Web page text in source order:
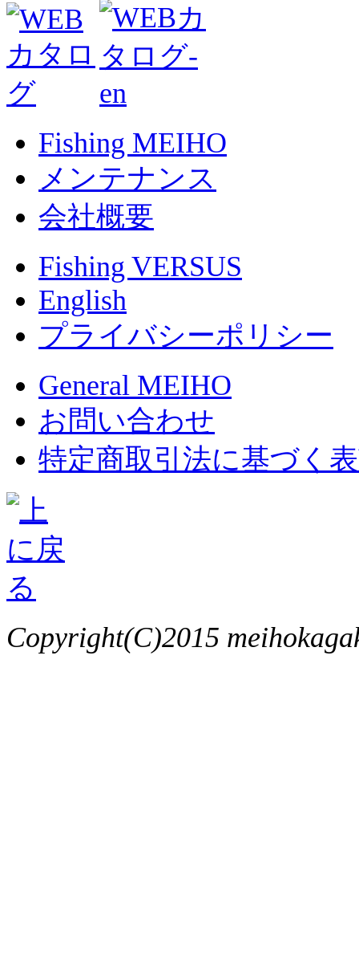
Fishing MEIHO
メンテナンス
会社概要
Fishing VERSUS
English
プライバシーポリシー
General MEIHO
お問い合わせ
特定商取引法に基づく
Copyright(C)2015